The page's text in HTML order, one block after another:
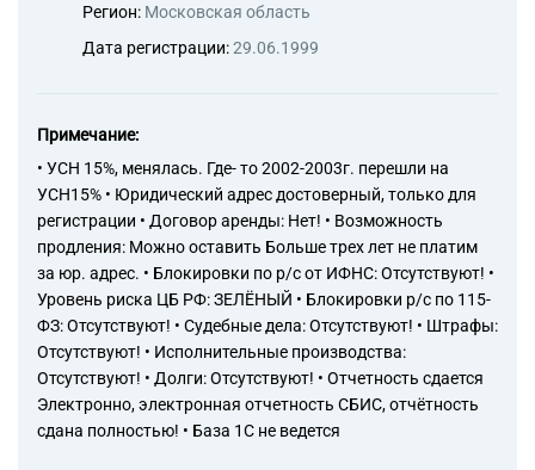
Регион: Московская область
Дата регистрации:29.06.1999
Примечание:
• УСН 15%, менялась. Где- то 2002-2003г. перешли на
УСН15% • Юридический адрес достоверный, только для
регистрации • Договор аренды: Нет! • Возможность
продления: Можно оставить Больше трех лет не платим
за юр. адрес. • Блокировки по р/с от ИФНС: Отсутствуют! •
Уровень риска ЦБ РФ: ЗЕЛЁНЫЙ • Блокировки р/с по 115-
ФЗ: Отсутствуют! • Судебные дела: Отсутствуют! • Штрафы:
Отсутствуют! • Исполнительные производства:
Отсутствуют! • Долги: Отсутствуют! • Отчетность сдается
Электронно, электронная отчетность СБИС, отчётность
сдана полностью! • База 1С не ведется